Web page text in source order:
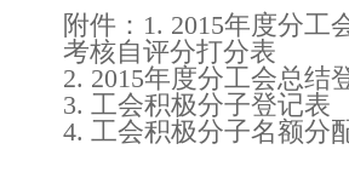
附件：1. 2015年度分工
考核自评分打分表
2. 2015年度分工会总结
3. 工会积极分子登记表
4. 工会积极分子名额分